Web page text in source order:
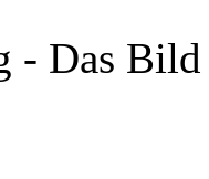
- Das